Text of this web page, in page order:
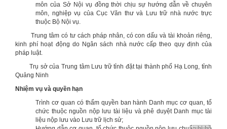
môn của Sở Nội vụ đồng thời chịu sự hướng dẫn về chuyên
môn, nghiệp vụ của Cục Văn thư và Lưu trữ nhà nước trực
thuộc Bộ Nội vụ.
Trung tâm có tư cách pháp nhân, có con dấu và tài khoản riêng,
kinh phí hoạt động do Ngân sách nhà nước cấp theo quy định của
pháp luật.
Trụ sở của Trung tâm Lưu trữ tỉnh đặt tại thành phố Hạ Long, tỉnh
Quảng Ninh
Nhiệm vụ và quyền hạn
Trình cơ quan có thẩm quyền ban hành Danh mục cơ quan, tổ
chức thuộc nguồn nộp lưu tài liệu và phê duyệt Danh mục tài
liệu nộp lưu vào Lưu trữ lịch sử;